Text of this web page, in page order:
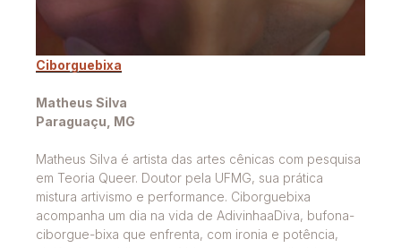
Ciborguebixa
Matheus Silva
Paraguaçu, MG
Matheus Silva é artista das artes cênicas com pesquisa
em Teoria Queer. Doutor pela UFMG, sua prática
mistura artivismo e performance. Ciborguebixa
acompanha um dia na vida de AdivinhaaDiva, bufona-
ciborgue-bixa que enfrenta, com ironia e potência,